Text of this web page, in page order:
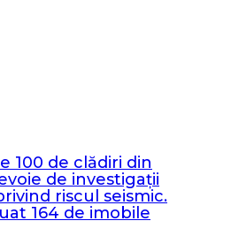
100 de clădiri din
de investigații
riscul seismic.
164 de imobile